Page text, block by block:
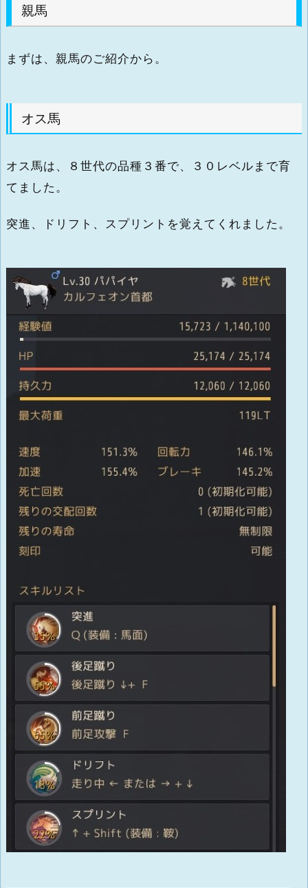
親馬
まずは、親馬のご紹介から。
オス馬
オス馬は、８世代の品種３番で、３０レベルまで育
てました。
突進、ドリフト、スプリントを覚えてくれました。